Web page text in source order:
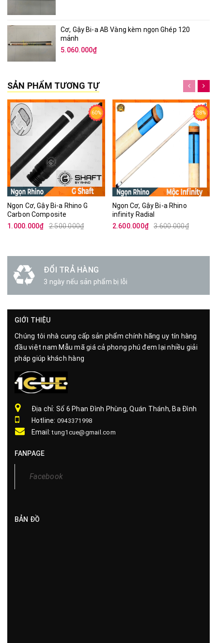
Cơ, Gậy Bi-a AB Vàng kèm ngọn Ghép 120
mảnh
5.060.000₫
SẢN PHẨM TƯƠNG TỰ
60%
Ngọn Cơ, Gậy Bi-a Rhino G
Carbon Composite
1.000.000₫
2.500.000₫
28%
Ngọn Cơ, Gậy Bi-a Rhino
infinity Radial
2.600.000₫
3.600.000₫
ĐỔI TRẢ HÀNG
3 ngày nếu sản phẩm bị lỗi
GIỚI THIỆU
Chúng tôi nhà cung cấp sản phẩm chính hãng uy tín hàng
đầu việt nam Mẫu mã giá cả phong phú đem lại nhiều giải
pháp giúp khách hàng
Địa chỉ: Số 6 Phan Đình Phùng, Quán Thánh, Ba Đình
Hotline: 0943371998
Email:tung1cue@gmail.com
FANPAGE
Facebook
BẢN ĐỒ